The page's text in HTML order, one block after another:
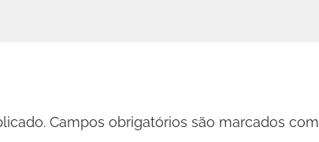
Campos obrigatórios são marcados com